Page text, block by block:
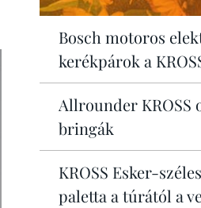
Bosch motoros
kerékpárok a
Allrounder KROSS
bringák
KROSS Esker-
paletta a túrától a